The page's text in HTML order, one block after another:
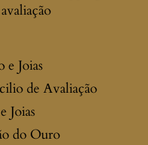
e Joias
de Avaliação
Joias
do Ouro